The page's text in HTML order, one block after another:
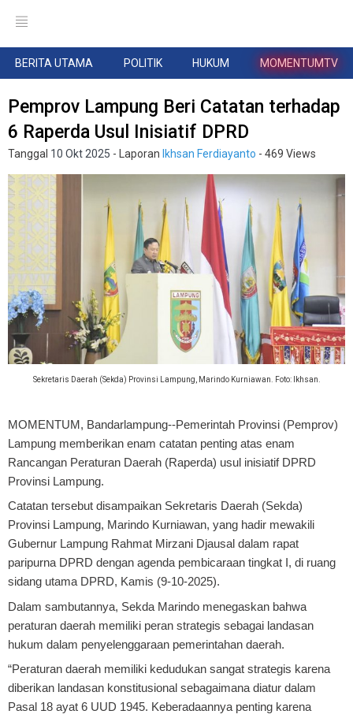
BERITA UTAMA POLITIK HUKUM MOMENTUMTV
Pemprov Lampung Beri Catatan terhadap
6 Raperda Usul Inisiatif DPRD
Tanggal 10 Okt 2025 - Laporan Ikhsan Ferdiayanto - 469 Views
Sekretaris Daerah (Sekda) Provinsi Lampung, Marindo Kurniawan. Foto: Ikhsan.
MOMENTUM, Bandarlampung--Pemerintah Provinsi (Pemprov)
Lampung memberikan enam catatan penting atas enam
Rancangan Peraturan Daerah (Raperda) usul inisiatif DPRD
Provinsi Lampung.
Catatan tersebut disampaikan Sekretaris Daerah (Sekda)
Provinsi Lampung, Marindo Kurniawan, yang hadir mewakili
Gubernur Lampung Rahmat Mirzani Djausal dalam rapat
paripurna DPRD dengan agenda pembicaraan tingkat I, di ruang
sidang utama DPRD, Kamis (9-10-2025).
Dalam sambutannya, Sekda Marindo menegaskan bahwa
peraturan daerah memiliki peran strategis sebagai landasan
hukum dalam penyelenggaraan pemerintahan daerah.
“Peraturan daerah memiliki kedudukan sangat strategis karena
diberikan landasan konstitusional sebagaimana diatur dalam
Pasal 18 ayat 6 UUD 1945. Keberadaannya penting karena